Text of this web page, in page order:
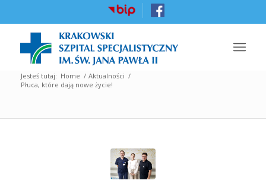
Jesteś tutaj: Home / Aktualności /
Płuca, które dają nowe życie!